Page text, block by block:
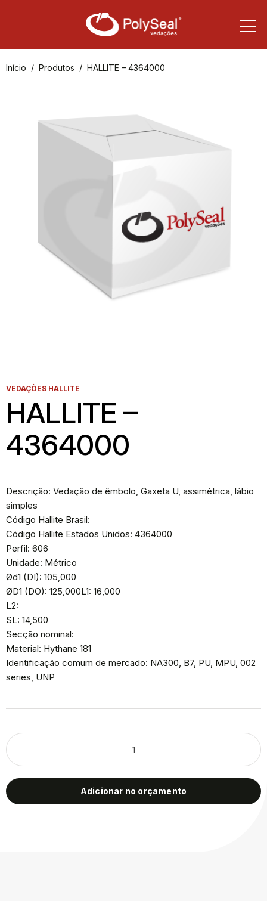
Início Produtos HALLITE – 4364000
VEDAÇÕES HALLITE
HALLITE –
4364000
Descrição: Vedação de êmbolo, Gaxeta U, assimétrica, lábio
simples
Código Hallite Brasil:
Código Hallite Estados Unidos: 4364000
Perfil: 606
Unidade: Métrico
Ød1 (DI): 105,000
ØD1 (DO): 125,000L1: 16,000
L2:
SL: 14,500
Secção nominal:
Material: Hythane 181
Identificação comum de mercado: NA300, B7, PU, MPU, 002
series, UNP
Adicionar no orçamento